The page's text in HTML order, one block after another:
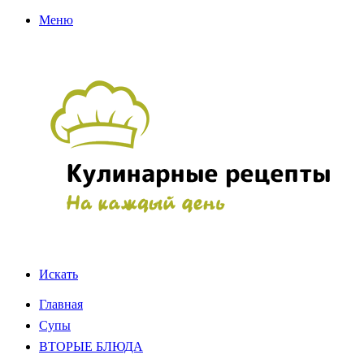
Меню
Искать
Главная
Супы
ВТОРЫЕ БЛЮДА